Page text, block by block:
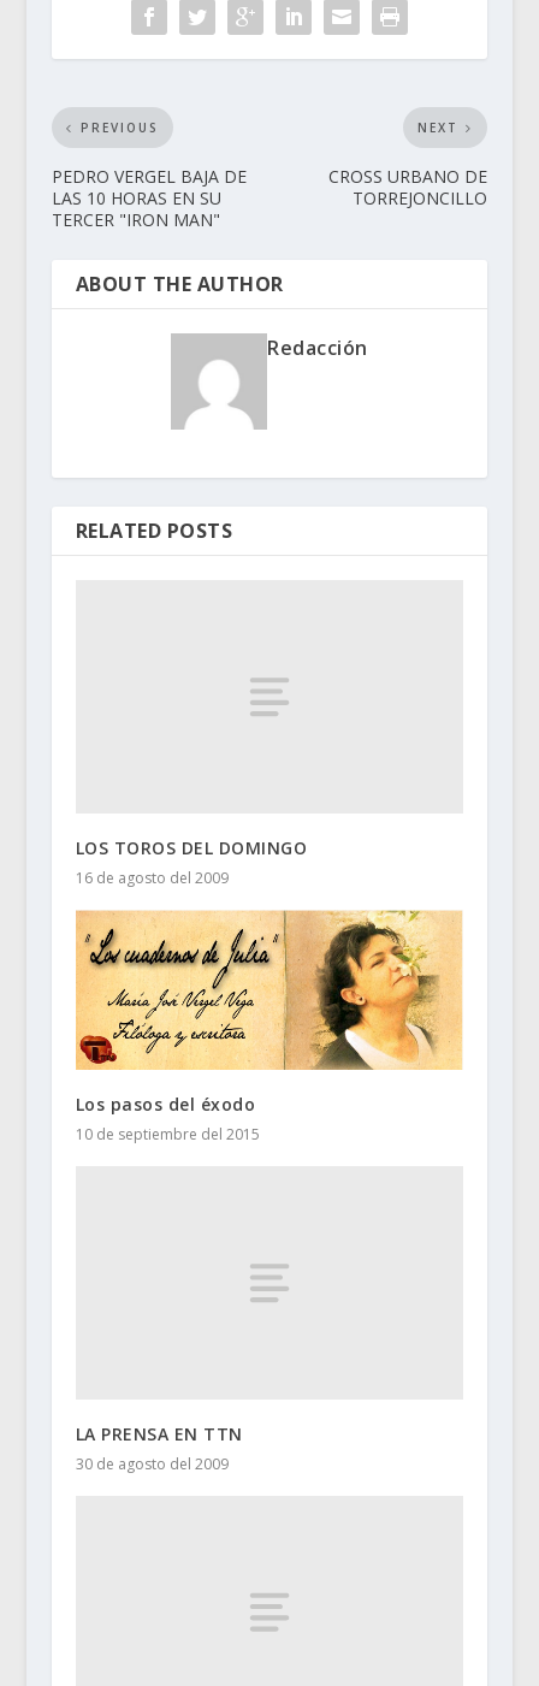
PREVIOUS
PEDRO VERGEL BAJA DE
LAS 10 HORAS EN SU
TERCER "IRON MAN"
NEXT
CROSS URBANO DE
TORREJONCILLO
ABOUT THE AUTHOR
Redacción
RELATED POSTS
LOS TOROS DEL DOMINGO
16 de agosto del 2009
Los pasos del éxodo
10 de septiembre del 2015
LA PRENSA EN TTN
30 de agosto del 2009